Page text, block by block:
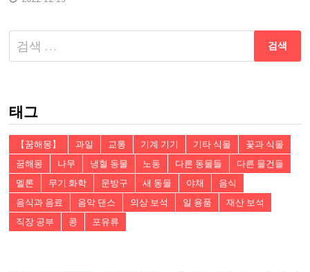
다
음
태그
【꿈해몽】 과일 교통 기계 기기 기타 식물
꽃과 식물
꿈해몽
나무 냉혈 동물 노동 다른 동물들
다른 물건들
멜론
무기 화학 문방구 새 동물 야채
음식
음식과 음료
음악 댄스 의상 보석 일 용품
재산 보석
직장 공부
콩 포유류